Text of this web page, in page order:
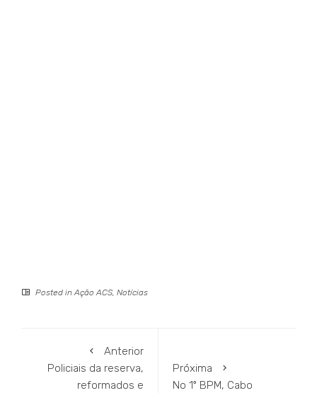
Posted inAção ACS, Notícias
Anterior
Policiais da reserva,
reformados e
Próxima
No 1º BPM, Cabo